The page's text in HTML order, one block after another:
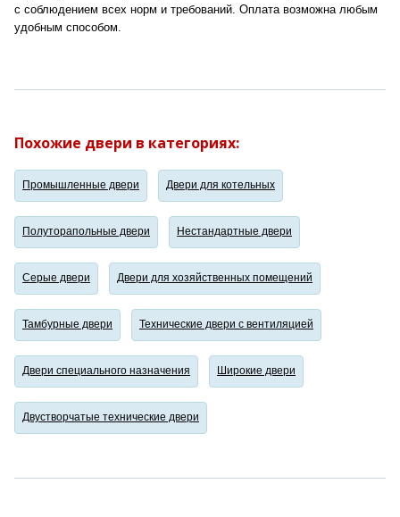
с соблюдением всех норм и требований. Оплата возможна любым
удобным способом.
Похожие двери в категориях:
Промышленные двери Двери для котельных
Полуторапольные двери Нестандартные двери
Серые двери Двери для хозяйственных помещений
Тамбурные двери Технические двери с вентиляцией
Двери специального назначения Широкие двери
Двустворчатые технические двери